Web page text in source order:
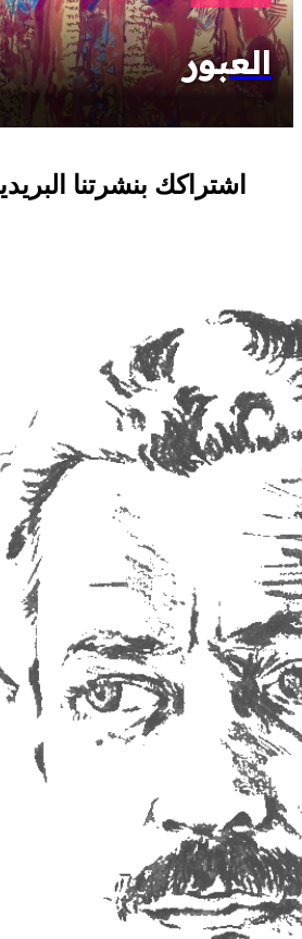
العبور
اشتراكك بنشرتنا